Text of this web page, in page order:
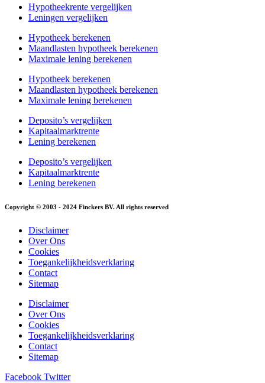
Hypotheekrente vergelijken
Leningen vergelijken
Hypotheek berekenen
Maandlasten hypotheek berekenen
Maximale lening berekenen
Hypotheek berekenen
Maandlasten hypotheek berekenen
Maximale lening berekenen
Deposito’s vergelijken
Kapitaalmarktrente
Lening berekenen
Deposito’s vergelijken
Kapitaalmarktrente
Lening berekenen
Copyright © 2003 - 2024 Finckers BV. All rights reserved
Disclaimer
Over Ons
Cookies
Toegankelijkheidsverklaring
Contact
Sitemap
Disclaimer
Over Ons
Cookies
Toegankelijkheidsverklaring
Contact
Sitemap
Facebook Twitter